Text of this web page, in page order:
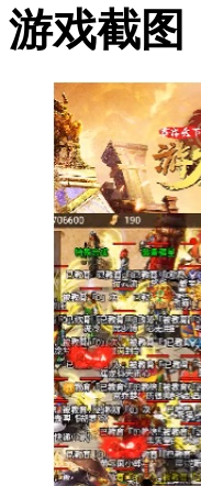
游戏截图